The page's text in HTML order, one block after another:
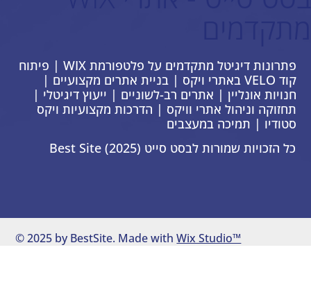
פתרונות דיגיטל מתקדמים על פלטפורמת WIX | פיתוח
קוד VELO באתרי ויקס | בניית אתרים מקצועיים |
חנויות אונליין | אתרים רב-לשוניים | ייעוץ דיגיטלי |
תחזוקה וניהול אתרי וויקס | הדרכות מקצועיות ויקס
סטודיו | תמיכה במעצבים
כל הזכויות שמורות לבסט סייט Best Site (2025)
© 2025 by BestSite. Made withWix Studio™